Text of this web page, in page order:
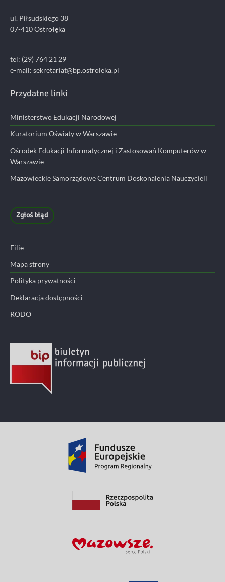
ul. Piłsudskiego 38
07-410 Ostrołęka
tel: (29) 764 21 29
e-mail: sekretariat@bp.ostroleka.pl
Przydatne linki
Ministerstwo Edukacji Narodowej
Kuratorium Oświaty w Warszawie
Ośrodek Edukacji Informatycznej i Zastosowań Komputerów w
Warszawie
Mazowieckie Samorządowe Centrum Doskonalenia Nauczycieli
Zgłoś błąd
Filie
Mapa strony
Polityka prywatności
Deklaracja dostępności
RODO